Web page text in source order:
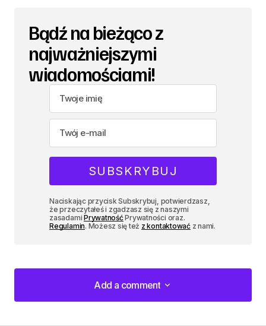
Bądź na bieżąco z
najważniejszymi
wiadomościami!
Naciskając przycisk Subskrybuj, potwierdzasz,
że przeczytałeś i zgadzasz się z naszymi
zasadamiPrywatnośćPrywatności oraz.
Regulamin. Możesz się też z kontaktowaćz nami.
Add a comment
Add a comment